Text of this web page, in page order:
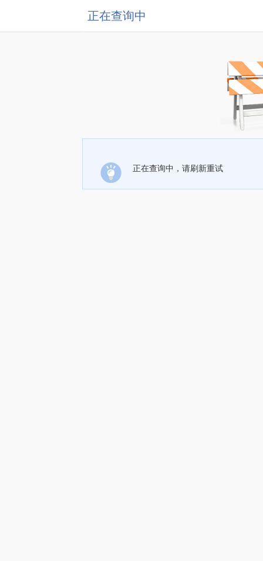
正在查询中
正在查询中，请刷新重试